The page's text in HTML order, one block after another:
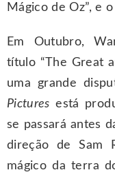
Mágico de Oz”, e
Em Outubro,
título “The Great
uma grande
Pictures está
se passará antes
direção de Sam
mágico da terra